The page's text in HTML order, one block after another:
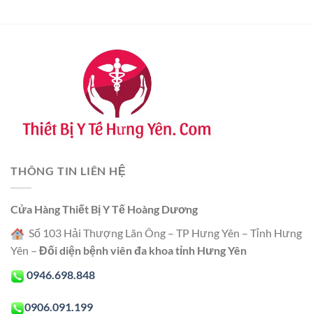
THÔNG TIN LIÊN HỆ
Cửa Hàng Thiết Bị Y Tế Hoàng Dương
Số 103 Hải Thượng Lãn Ông – TP Hưng Yên – Tỉnh Hưng
Yên – Đối diện bệnh viên đa khoa tỉnh Hưng Yên
0946.698.848
0906.091.199